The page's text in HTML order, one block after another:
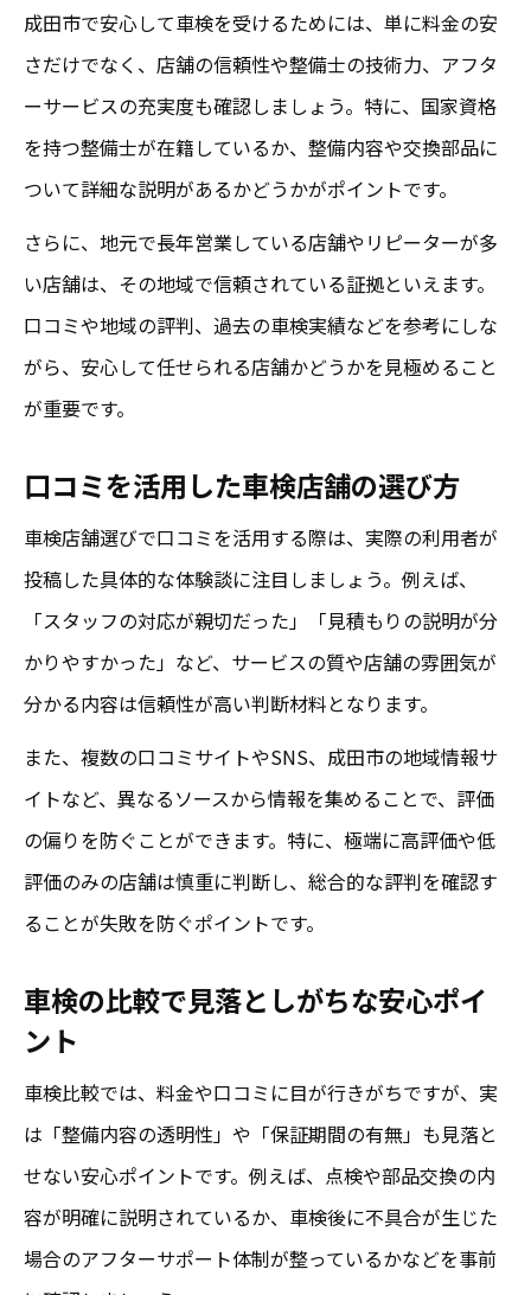
実体験をもとにした車検比較のポイント
成田市の車検を実体験から比較する視点
車検の実体験が語る成田市の比較ポイント
成田市の車検比較は実体験が決め手に
成田市で評判の高い車検の特徴とは
成田市で評判の車検は安心感が違う理由
口コミで高評価の車検店舗の共通点
評判を集めた車検が安心につながる背景
口コミ重視で選ぶ成田市の車検の特徴
成田市で安心して車検を受けるためには、単に料金の安
さだけでなく、店舗の信頼性や整備士の技術力、アフタ
ーサービスの充実度も確認しましょう。特に、国家資格
を持つ整備士が在籍しているか、整備内容や交換部品に
ついて詳細な説明があるかどうかがポイントです。
さらに、地元で長年営業している店舗やリピーターが多
い店舗は、その地域で信頼されている証拠といえます。
口コミや地域の評判、過去の車検実績などを参考にしな
がら、安心して任せられる店舗かどうかを見極めること
が重要です。
口コミを活用した車検店舗の選び方
車検店舗選びで口コミを活用する際は、実際の利用者が
投稿した具体的な体験談に注目しましょう。例えば、
「スタッフの対応が親切だった」「見積もりの説明が分
かりやすかった」など、サービスの質や店舗の雰囲気が
分かる内容は信頼性が高い判断材料となります。
また、複数の口コミサイトやSNS、成田市の地域情報サ
イトなど、異なるソースから情報を集めることで、評価
の偏りを防ぐことができます。特に、極端に高評価や低
評価のみの店舗は慎重に判断し、総合的な評判を確認す
ることが失敗を防ぐポイントです。
車検の比較で見落としがちな安心ポイ
ント
車検比較では、料金や口コミに目が行きがちですが、実
は「整備内容の透明性」や「保証期間の有無」も見落と
せない安心ポイントです。例えば、点検や部品交換の内
容が明確に説明されているか、車検後に不具合が生じた
場合のアフターサポート体制が整っているかなどを事前